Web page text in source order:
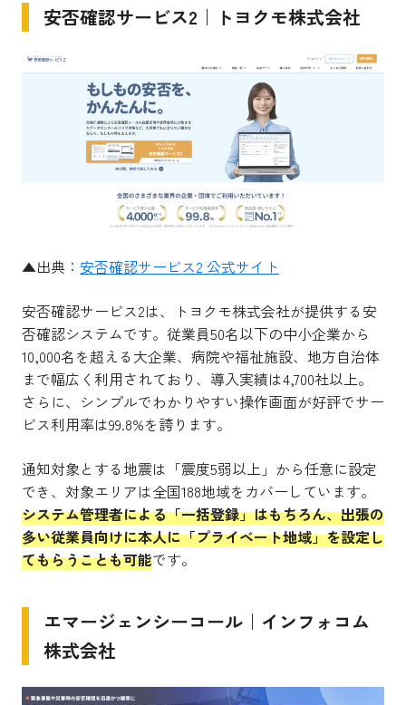
安否確認サービス2｜トヨクモ株式会社
▲出典： 安否確認サービス2 公式サイト
安否確認サービス2は、トヨクモ株式会社が提供する安
否確認システムです。従業員50名以下の中小企業から
10,000名を超える大企業、病院や福祉施設、地方自治体
まで幅広く利用されており、導入実績は4,700社以上。
さらに、シンプルでわかりやすい操作画面が好評でサー
ビス利用率は99.8%を誇ります。
通知対象とする地震は「震度5弱以上」から任意に設定
でき、対象エリアは全国188地域をカバーしています。
システム管理者による「一括登録」はもちろん、出張の
多い従業員向けに本人に「プライベート地域」を設定し
てもらうことも可能です。
エマージェンシーコール｜インフォコム
株式会社